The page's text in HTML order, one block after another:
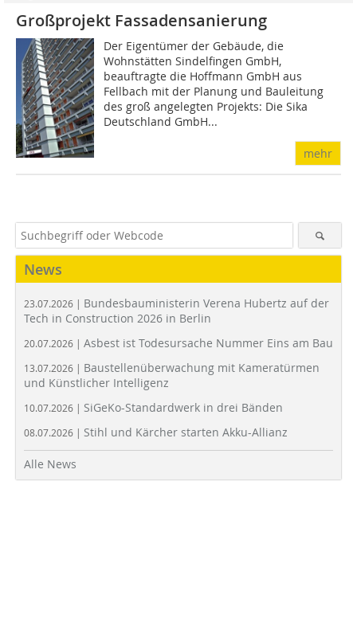
Großprojekt Fassadensanierung
Der Eigentümer der Gebäude, die
Wohnstätten Sindelfingen GmbH,
beauftragte die Hoffmann GmbH aus
Fellbach mit der Planung und Bauleitung
des groß angelegten Projekts: Die Sika
Deutschland GmbH...
mehr
News
23.07.2026 | Bundesbauministerin Verena Hubertz auf der
Tech in Construction 2026 in Berlin
20.07.2026 | Asbest ist Todesursache Nummer Eins am Bau
13.07.2026 | Baustellenüberwachung mit Kameratürmen
und Künstlicher Intelligenz
10.07.2026 | SiGeKo-Standardwerk in drei Bänden
08.07.2026 | Stihl und Kärcher starten Akku-Allianz
Alle News